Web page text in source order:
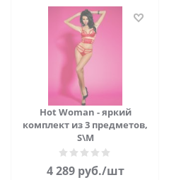
Hot Woman - яркий
комплект из 3 предметов,
S\M
4 289 руб./шт